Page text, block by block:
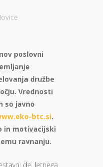
poslovni
družbe
Vrednosti
so javno
btc.si.
in motivacijski
ravnanju.
del letnega